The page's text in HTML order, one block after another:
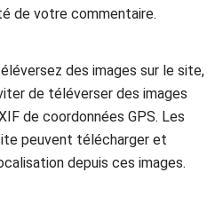
de votre commentaire.
des images sur le site,
de téléverser des images
de coordonnées GPS. Les
peuvent télécharger et
depuis ces images.